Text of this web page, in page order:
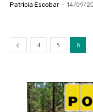
Patricia Escobar - 14/09/
4 5 6